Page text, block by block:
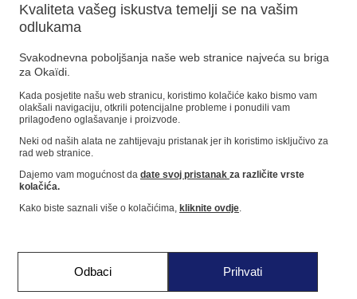
Naši prijedlozi
Predloženi proizvodi
Pogledajte sve proizvode
Dućan
Kvaliteta vašeg iskustva temelji se na vašim
odlukama
Svakodnevna poboljšanja naše web stranice najveća su briga
za Okaïdi.
Kada posjetite našu web stranicu, koristimo kolačiće kako bismo vam
olakšali navigaciju, otkrili potencijalne probleme i ponudili vam
prilagođeno oglašavanje i proizvode.
Neki od naših alata ne zahtijevaju pristanak jer ih koristimo isključivo za
rad web stranice.
Dajemo vam mogućnost da date svoj pristanak za različite vrste
kolačića.
Kako biste saznali više o kolačićima, kliknite ovdje.
Odbaci Prihvati